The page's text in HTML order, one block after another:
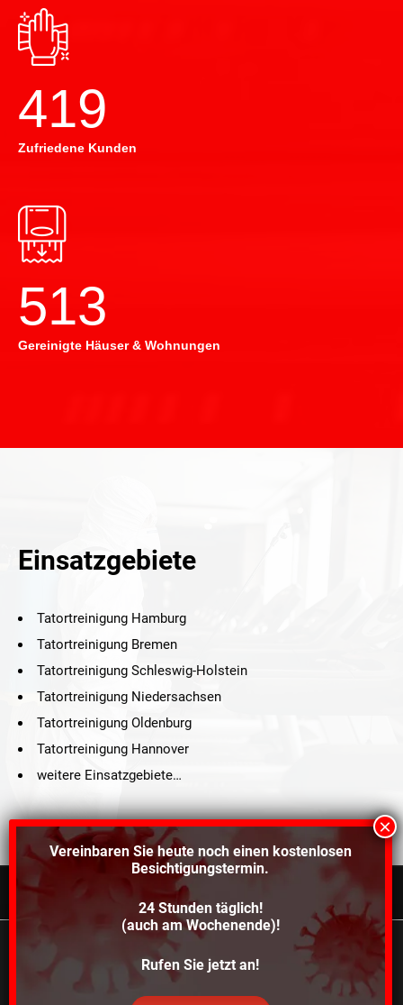
420
Zufriedene Kunden
514
Gereinigte Häuser & Wohnungen
Einsatzgebiete
Tatortreinigung Hamburg
Tatortreinigung Bremen
Tatortreinigung Schleswig-Holstein
Tatortreinigung Niedersachsen
Tatortreinigung Oldenburg
Tatortreinigung Hannover
weitere Einsatzgebiete…
©2021 Schröders Service Team Nord, All Rights Reserved.
Schroeder Service Team Nord
Kontakt Impressum Datenschutz
Vereinbaren Sie heute noch einen kostenlosen
Besichtigungstermin.
24 Stunden täglich!
(auch am Wochenende)!
Rufen Sie jetzt an!
Wir verwenden Cookies, um dir die bestmögliche
Erfahrung auf unserer Website zu bieten.
Einstellungenkannst du erfahren, welche Cookies